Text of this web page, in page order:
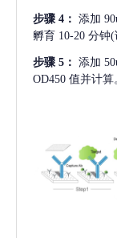
步骤 4： 添加
孵育 10-20 分钟
步骤 5： 添加
OD450 值并计算